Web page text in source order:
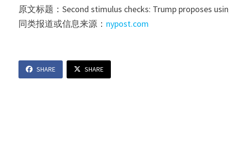
原文标题：Second stimulus checks: Trump proposes
同类报道或信息来源： nypost.com
SHARE SHARE